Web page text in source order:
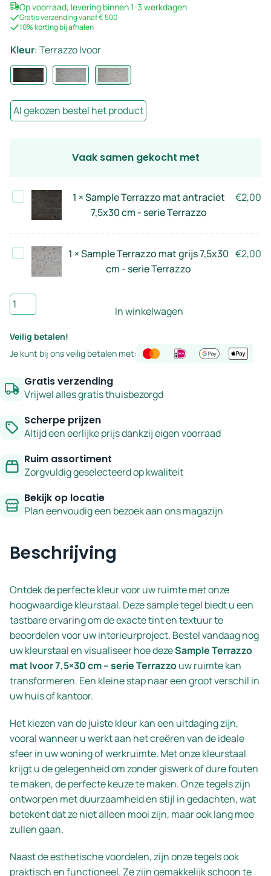
Op voorraad, levering binnen 1-3 werkdagen
Gratis verzending vanaf € 500
10% korting bij afhalen
Kleur:Terrazzo Ivoor
Al gekozen bestel het product
Vaak samen gekocht met
Sample
Terrazzo
7,5x30
cm
Terrazzo
1 ×Sample Terrazzo mat antraciet
7,5x30 cm - serie Terrazzo
€2,00
Sample
Terrazzo
grijs
7,5x30
-
serie
Terrazzo
1 ×Sample Terrazzo mat grijs 7,5x30
cm - serie Terrazzo
€2,00
Sample
Terrazzo
mat
ivoor
7,5x30
-
Terrazzo
aantal
In winkelwagen
Veilig betalen!
Je kunt bij ons veilig betalen met:
Gratis verzending
Vrijwel alles gratis thuisbezorgd
Scherpe prijzen
Altijd een eerlijke prijs dankzij eigen voorraad
Ruim assortiment
Zorgvuldig geselecteerd op kwaliteit
Bekijk op locatie
Plan eenvoudig een bezoek aan ons magazijn
Beschrijving
Ontdek de perfecte kleur voor uw ruimte met onze
hoogwaardige kleurstaal. Deze sample tegel biedt u een
tastbare ervaring om de exacte tint en textuur te
beoordelen voor uw interieurproject. Bestel vandaag nog
uw kleurstaal en visualiseer hoe dezeSample Terrazzo
mat Ivoor 7,5×30 cm – serie Terrazzouw ruimte kan
transformeren. Een kleine stap naar een groot verschil in
uw huis of kantoor.
Het kiezen van de juiste kleur kan een uitdaging zijn,
vooral wanneer u werkt aan het creëren van de ideale
sfeer in uw woning of werkruimte. Met onze kleurstaal
krijgt u de gelegenheid om zonder giswerk of dure fouten
te maken, de perfecte keuze te maken. Onze tegels zijn
ontworpen met duurzaamheid en stijl in gedachten, wat
betekent dat ze niet alleen mooi zijn, maar ook lang mee
zullen gaan.
Naast de esthetische voordelen, zijn onze tegels ook
praktisch en functioneel. Ze zijn gemakkelijk schoon te